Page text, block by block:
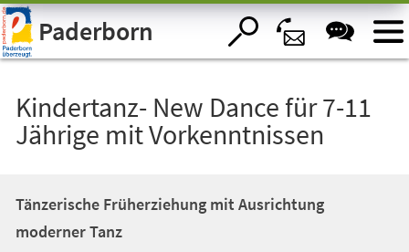
Visuelle
Assistenzsoftware
öffnen.Paderborn
Kindertanz- New Dance für 7-11
Jährige mit Vorkenntnissen
Tänzerische Früherziehung mit Ausrichtung
moderner Tanz